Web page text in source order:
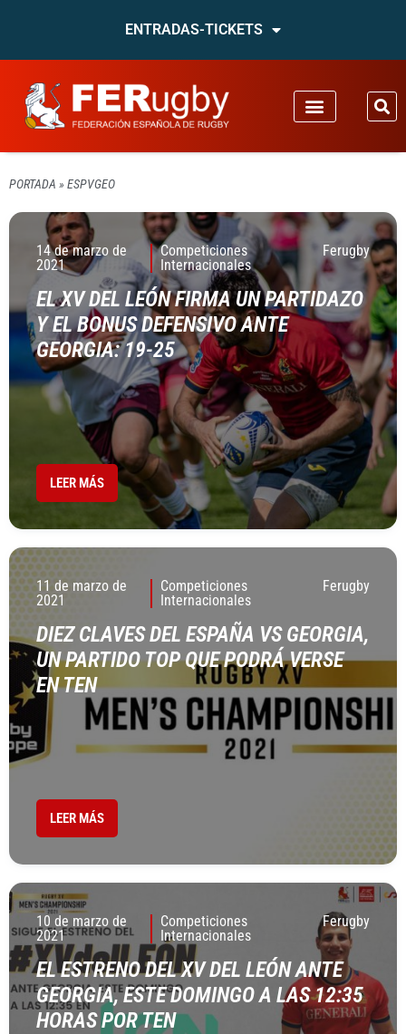
ENTRADAS-TICKETS
PORTADA » ESPVGEO
14 de marzo de
2021
Competiciones
Internacionales
Ferugby
EL XV DEL LEÓN FIRMA UN PARTIDAZO
Y EL BONUS DEFENSIVO ANTE
GEORGIA: 19-25
LEER MÁS
11 de marzo de
2021
Competiciones
Internacionales
Ferugby
DIEZ CLAVES DEL ESPAÑA VS GEORGIA,
UN PARTIDO TOP QUE PODRÁ VERSE
EN TEN
LEER MÁS
10 de marzo de
2021
Competiciones
Internacionales
Ferugby
EL ESTRENO DEL XV DEL LEÓN ANTE
GEORGIA, ESTE DOMINGO A LAS 12:35
HORAS POR TEN